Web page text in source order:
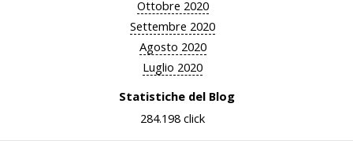
Ottobre 2020
Settembre 2020
Agosto 2020
Luglio 2020
Statistiche del Blog
284.198 click